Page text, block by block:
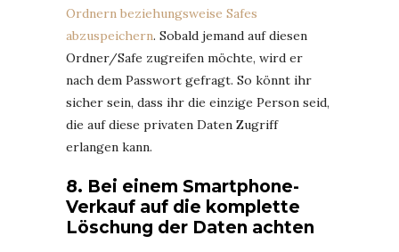
Ordnern beziehungsweise Safes
abzuspeichern. Sobald jemand auf diesen
Ordner/Safe zugreifen möchte, wird er
nach dem Passwort gefragt. So könnt ihr
sicher sein, dass ihr die einzige Person seid,
die auf diese privaten Daten Zugriff
erlangen kann.
8. Bei einem Smartphone-
Verkauf auf die komplette
Löschung der Daten achten